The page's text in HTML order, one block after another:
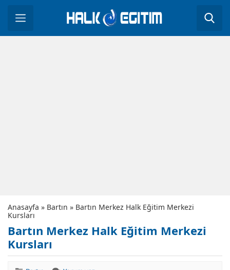
Anasayfa » Bartın » Bartın Merkez Halk Eğitim Merkezi
Kursları
Bartın Merkez Halk Eğitim Merkezi
Kursları